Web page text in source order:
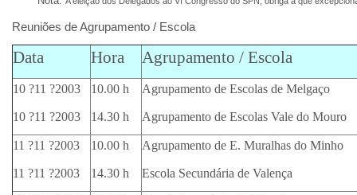
Reuniões de Agrupamento / Escola
Data Hora Agrupamento / Escola
10 ?11 ?2003
10 ?11 ?2003
10.00 h
14.30 h
Agrupamento de Escolas de Melgaço
Agrupamento de Escolas Vale do Mouro
11 ?11 ?2003
11 ?11 ?2003
10.00 h
14.30 h
Agrupamento de E. Muralhas do Minho
Escola Secundária de Valença